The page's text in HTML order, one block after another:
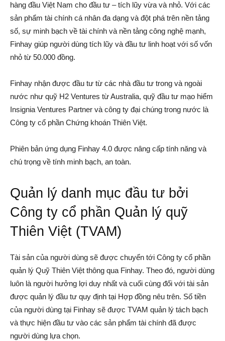
hàng đầu Việt Nam cho đầu tư – tích lũy vừa và nhỏ. Với các
sản phẩm tài chính cá nhân đa dạng và đột phá trên nền tảng
số, sự minh bạch về tài chính và nền tảng công nghệ mạnh,
Finhay giúp người dùng tích lũy và đầu tư linh hoạt với số vốn
nhỏ từ 50.000 đồng.
Finhay nhận được đầu tư từ các nhà đầu tư trong và ngoài
nước như quỹ H2 Ventures từ Australia, quỹ đầu tư mạo hiểm
Insignia Ventures Partner và công ty đại chúng trong nước là
Công ty cổ phần Chứng khoán Thiên Việt.
Phiên bản ứng dụng Finhay 4.0 được nâng cấp tính năng và
chú trọng về tính minh bạch, an toàn.
Quản lý danh mục đầu tư bởi
Công ty cổ phần Quản lý quỹ
Thiên Việt (TVAM)
Tài sản của người dùng sẽ được chuyển tới Công ty cổ phần
quản lý Quỹ Thiên Việt thông qua Finhay. Theo đó, người dùng
luôn là người hưởng lợi duy nhất và cuối cùng đối với tài sản
được quản lý đầu tư quy định tại Hợp đồng nêu trên. Số tiền
của người dùng tại Finhay sẽ được TVAM quản lý tách bạch
và thực hiện đầu tư vào các sản phẩm tài chính đã được
người dùng lựa chọn.